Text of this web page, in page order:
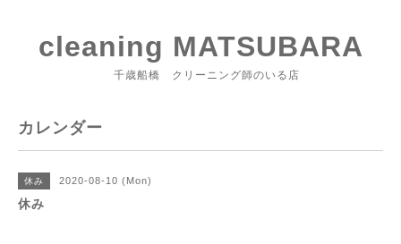
cleaning MATSUBARA
千歳船橋 クリーニング師のいる店
カレンダー
休み 2020-08-10 (Mon)
休み